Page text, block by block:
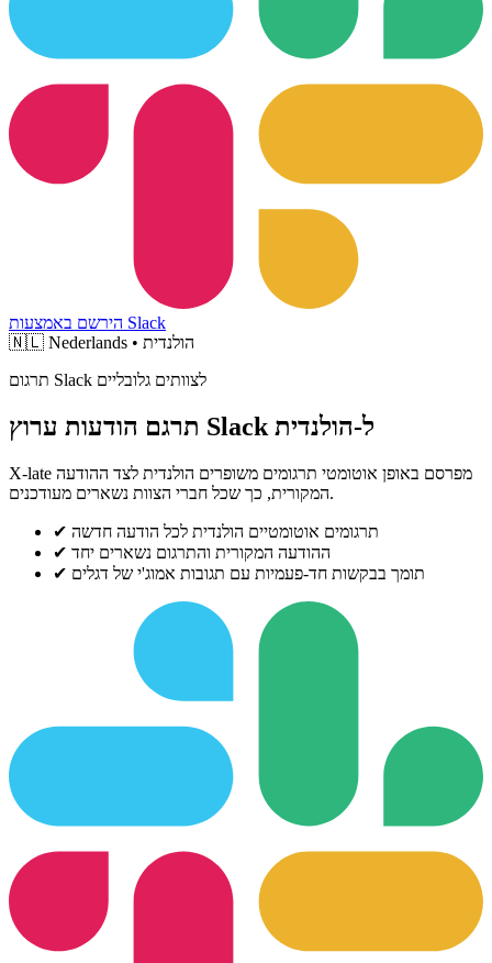
הירשם באמצעות Slack
🇳🇱
Nederlands • הולנדית
תרגום Slack לצוותים גלובליים
תרגם הודעות ערוץ Slack ל-הולנדית
X-late מפרסם באופן אוטומטי תרגומים משופרים הולנדית לצד ההודעה
המקורית, כך שכל חברי הצוות נשארים מעודכנים.
✔ תרגומים אוטומטיים הולנדית לכל הודעה חדשה
✔ ההודעה המקורית והתרגום נשארים יחד
✔ תומך בבקשות חד-פעמיות עם תגובות אמוג'י של דגלים